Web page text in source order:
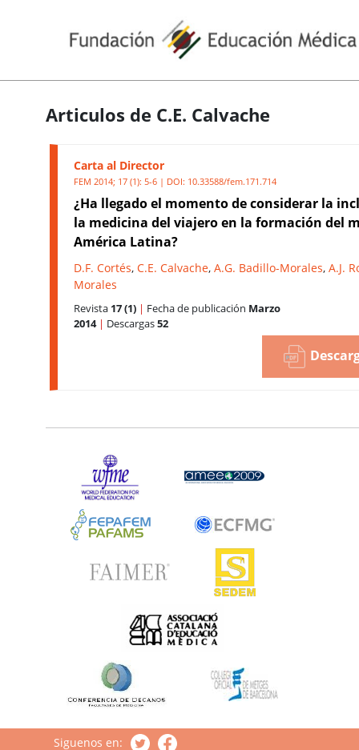
Articulos de C.E. Calvache
Carta al Director
FEM 2014; 17 (1): 5-6 | DOI: 10.33588/fem.171.714
¿Ha llegado el momento de considerar la
la medicina del viajero en la formación del
América Latina?
D.F. Cortés, C.E. Calvache, A.G. Badillo-Morales, A.J.
Morales
Revista 17 (1) | Fecha de publicación Marzo
2014 | Descargas52
Siguenos en: